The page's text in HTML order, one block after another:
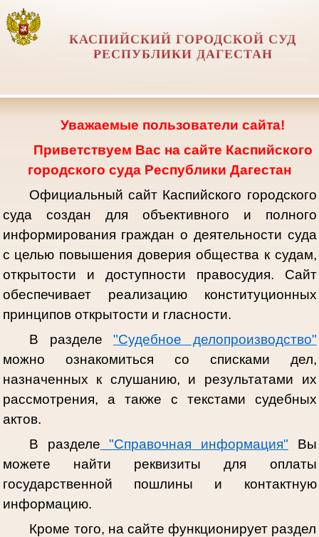
КАСПИЙСКИЙ ГОРОДСКОЙ СУД
РЕСПУБЛИКИ ДАГЕСТАН
Уважаемые пользователи сайта!
Приветствуем Вас на сайте Каспийского
городского суда Республики Дагестан
Официальный сайт Каспийского городского
суда создан для объективного и полного
информирования граждан о деятельности суда
с целью повышения доверия общества к судам,
открытости и доступности правосудия. Сайт
обеспечивает реализацию конституционных
принципов открытости и гласности.
В разделе"Судебное делопроизводство"
можно ознакомиться со списками дел,
назначенных к слушанию, и результатами их
рассмотрения, а также с текстами судебных
актов.
В разделе "Справочная информация" Вы
можете найти реквизиты для оплаты
государственной пошлины и контактную
информацию.
Кроме того, на сайте функционирует раздел